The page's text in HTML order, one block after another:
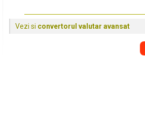
Vezi si convertorul valutar avansat